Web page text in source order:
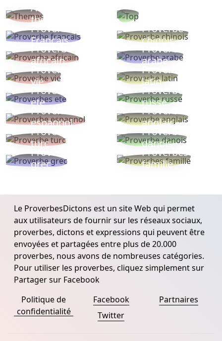
Autres
thèmes
Proverbe
Français
Proverbe
chinois
Proverbe
africain
Proverbe
arabe
Proverbe
vie
Proverbe
latin
Proverbes
ete
Proverbe
russe
Proverbe
espagnol
Proverbe
anglais
Proverbe
turc
Proverbe
danois
Proverbe
grec
Proverbes
famille
Le ProverbesDictons est un site Web qui permet
aux utilisateurs de fournir sur les réseaux sociaux,
proverbes, dictons et expressions qui peuvent être
envoyées et partagées entre plus de 20.000
proverbes, nous avons de nombreuses catégories.
Pour utiliser les proverbes, cliquez simplement sur
Partager sur Facebook
Politique de
confidentialité
Facebook
Twitter
Partnaires